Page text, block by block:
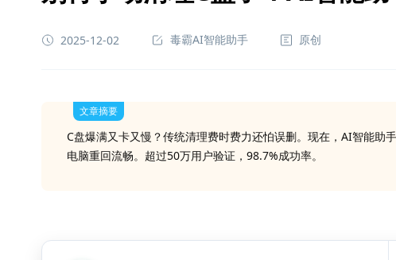
2025-12-02 毒霸AI智能助手 原创
文章摘要
C盘爆满又卡又慢？传统清理费时费力还怕误删。现在，AI智能助
电脑重回流畅。超过50万用户验证，98.7%成功率。